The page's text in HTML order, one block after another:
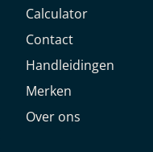
Calculator
Contact
Handleidingen
Merken
Over ons